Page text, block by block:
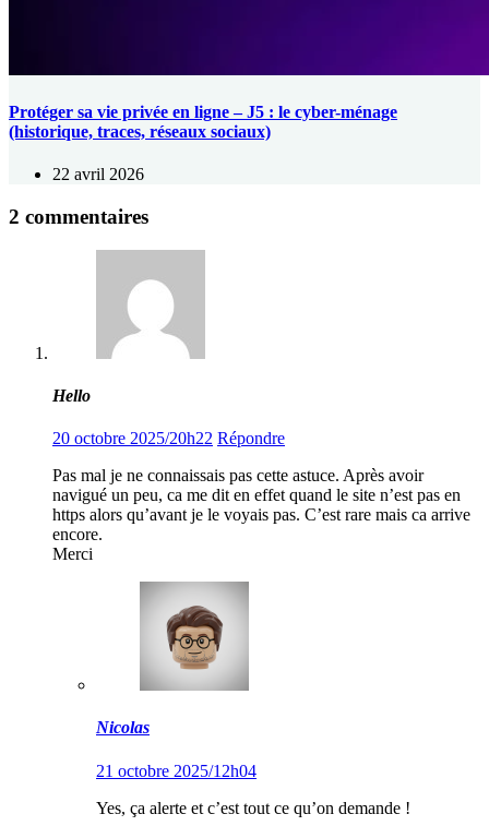
Protéger sa vie privée en ligne – J5 : le cyber-ménage
(historique, traces, réseaux sociaux)
22 avril 2026
2 commentaires
Hello
20 octobre 2025/20h22 Répondre
Pas mal je ne connaissais pas cette astuce. Après avoir
navigué un peu, ca me dit en effet quand le site n’est pas en
https alors qu’avant je le voyais pas. C’est rare mais ca arrive
encore.
Merci
Nicolas
21 octobre 2025/12h04
Yes, ça alerte et c’est tout ce qu’on demande !